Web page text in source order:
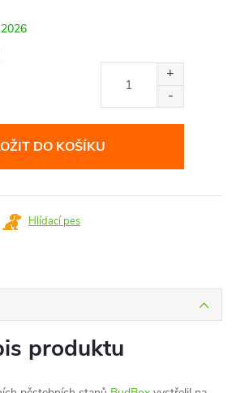
DO KOŠÍKU
Hlídací pes
produktu